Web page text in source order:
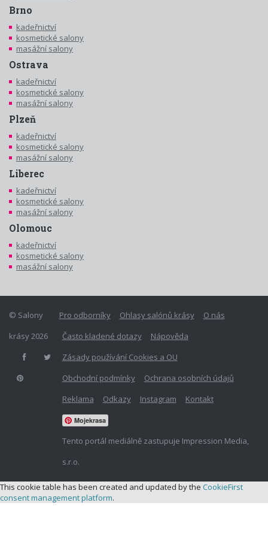
Brno
kadeřnictví
kosmetické salony
masážní salony
Ostrava
kadeřnictví
kosmetické salony
masážní salony
Plzeň
kadeřnictví
kosmetické salony
masážní salony
Liberec
kadeřnictví
kosmetické salony
masážní salony
Olomouc
kadeřnictví
kosmetické salony
masážní salony
Pro odborníky Ohlasy salónů krásy
O nás
Často kladené dotazy
Nápověda
Zásady používání Cookies a OU
Obchodní podmínky
Ochrana osobních údajů
Reklama
Odkazy Instagram Kontakt
Mojekrasa
Tento portál mediálně zastupuje Impression Media,
s.r.o.
© Salony
krásy 2026
This cookie table has been created and updated by the CookieFirst
consent management platform.